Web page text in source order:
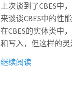
上次谈到了CBES
来谈谈CBES中的性
在CBES的实体类中
和写入，但这样的
继续阅读